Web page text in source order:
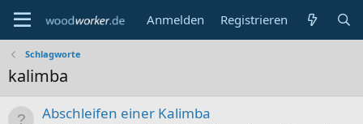
Anmelden Registrieren
Schlagworte
kalimba
Abschleifen einer Kalimba